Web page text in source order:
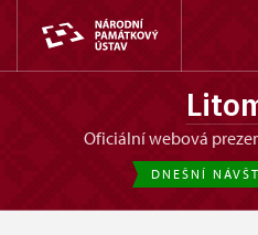
oficiální webová
DNEŠNÍ